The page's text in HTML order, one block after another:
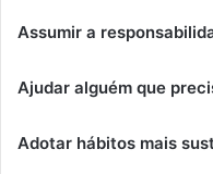
Assumir a
Ajudar alguém que
Adotar hábitos mais